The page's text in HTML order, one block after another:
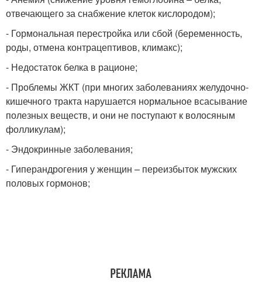
отвечающего за снабжение клеток кислородом);
- Гормональная перестройка или сбой (беременность,
роды, отмена контрацептивов, климакс);
- Недостаток белка в рационе;
- Проблемы ЖКТ (при многих заболеваниях желудочно-
кишечного тракта нарушается нормальное всасывание
полезных веществ, и они не поступают к волосяным
фолликулам);
- Эндокринные заболевания;
- Гиперандрогения у женщин – переизбыток мужских
половых гормонов;